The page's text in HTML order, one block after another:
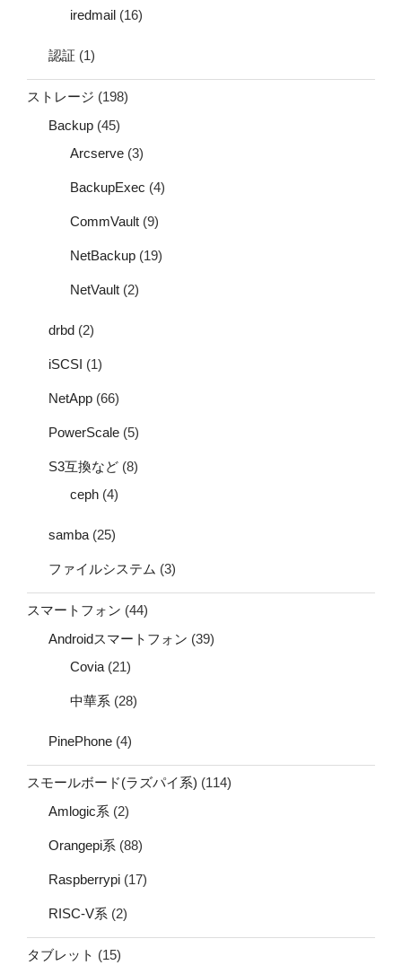
iredmail (16)
認証 (1)
ストレージ (198)
Backup (45)
Arcserve (3)
BackupExec (4)
CommVault (9)
NetBackup (19)
NetVault (2)
drbd (2)
iSCSI (1)
NetApp (66)
PowerScale (5)
S3互換など (8)
ceph (4)
samba (25)
ファイルシステム (3)
スマートフォン (44)
Androidスマートフォン (39)
Covia (21)
中華系 (28)
PinePhone (4)
スモールボード(ラズパイ系) (114)
Amlogic系 (2)
Orangepi系 (88)
Raspberrypi (17)
RISC-V系 (2)
タブレット (15)